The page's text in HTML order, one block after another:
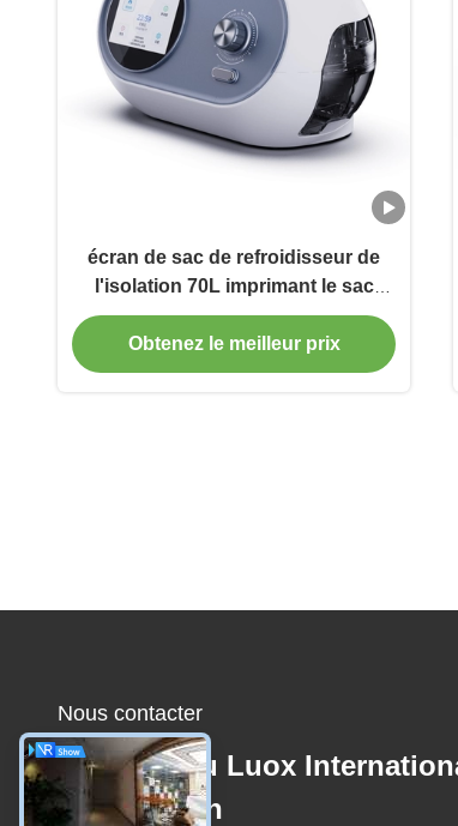
écran de sac de refroidisseur de
l'isolation 70L imprimant le sac
thermique imperméable
Obtenez le meilleur prix
Nous contacter
Guangzhou Luox
Corporation